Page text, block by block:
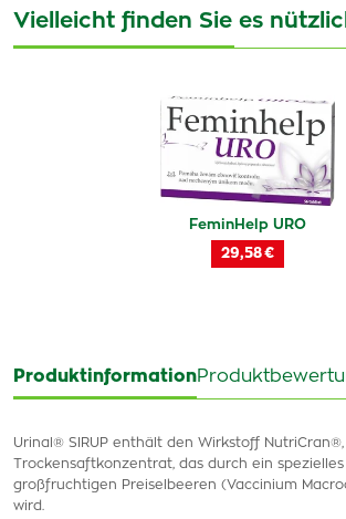
Vielleicht finden Sie es
FeminHelp URO
29,58 €
Produktinformation
Urinal® SIRUP enthält den Wirkstoff
Trockensaftkonzentrat, das durch ein
großfruchtigen Preiselbeeren (Vaccinium
wird.